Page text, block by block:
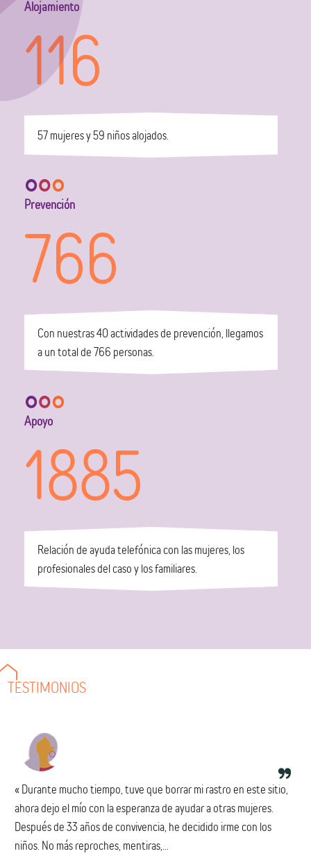
Alojamiento
116
57 mujeres y 59 niños alojados.
Prevención
766
Con nuestras 40 actividades de prevención, llegamos
a un total de 766 personas.
Apoyo
1885
Relación de ayuda telefónica con las mujeres, los
profesionales del caso y los familiares.
TESTIMONIOS
« Durante mucho tiempo, tuve que borrar mi rastro en este sitio,
ahora dejo el mío con la esperanza de ayudar a otras mujeres.
Después de 33 años de convivencia, he decidido irme con los
niños. No más reproches, mentiras,...